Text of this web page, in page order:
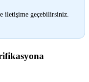
iletişime geçebilirsiniz.